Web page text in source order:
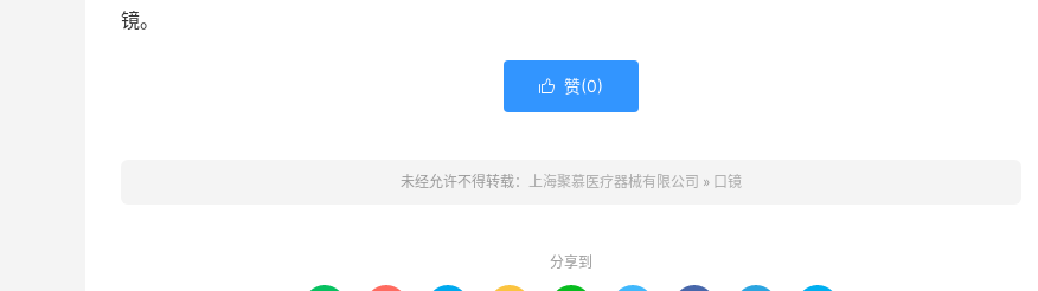
镜。
 赞(0)
未经允许不得转载： 上海聚慕医疗器械有限公司 » 口镜
分享到